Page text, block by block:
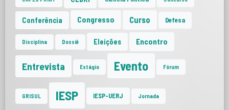
Conferência Congresso Curso Defesa
Disciplina Dossiê Eleições Encontro
Entrevista Estágio Evento Fórum
GRISUL IESP IESP-UERJ Jornada